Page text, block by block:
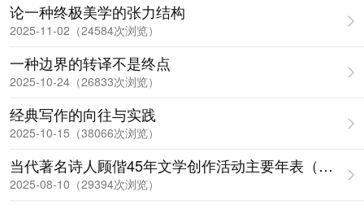
论一种终极美学的张力结构
2025-11-02（24584次浏览）
一种边界的转译不是终点
2025-10-24（26833次浏览）
经典写作的向往与实践
2025-10-15（38066次浏览）
当代著名诗人顾偕45年文学创作活动主要年表（谱）
2025-08-10（29394次浏览）